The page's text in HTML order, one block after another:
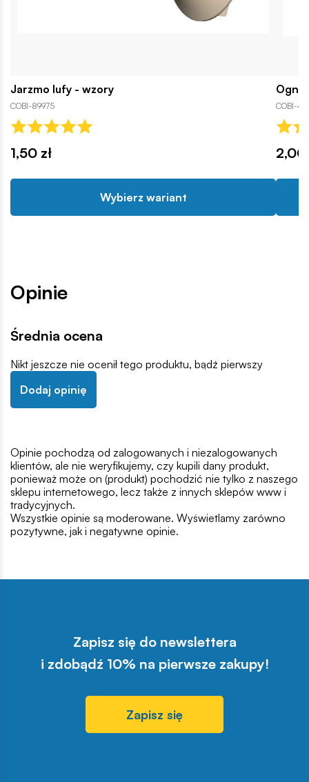
Jarzmo lufy - wzory
COBI-89975
1,50 zł
Wybierz wariant
COBI-
2,00
Opinie
Średnia ocena
Nikt jeszcze nie ocenił tego produktu, bądź pierwszy
Dodaj opinię
Opinie pochodzą od zalogowanych i niezalogowanych
klientów, ale nie weryfikujemy, czy kupili dany produkt,
ponieważ może on (produkt) pochodzić nie tylko z naszego
sklepu internetowego, lecz także z innych sklepów www i
tradycyjnych.
Wszystkie opinie są moderowane. Wyświetlamy zarówno
pozytywne, jak i negatywne opinie.
Zapisz się do newslettera
i zdobądź 10% na pierwsze zakupy!
Zapisz się